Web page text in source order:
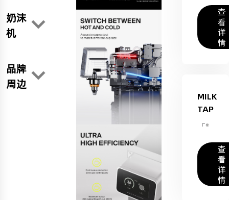
奶沫
机
品牌
周边
查
看
详
情
MILK
TAP
查
看
详
情